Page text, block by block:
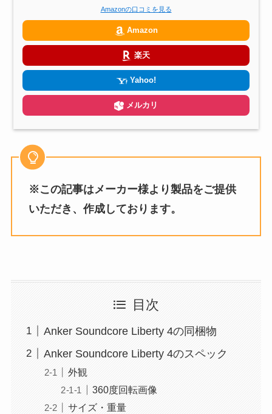
Amazonの口コミを見る
Amazon
楽天
Yahoo!
メルカリ
※この記事はメーカー様より製品をご提供
いただき、作成しております。
目次
Anker Soundcore Liberty 4の同梱物
Anker Soundcore Liberty 4のスペック
外観
360度回転画像
サイズ・重量